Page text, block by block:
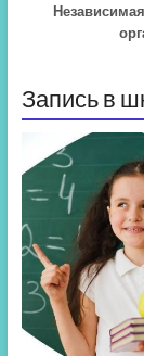
Запись в